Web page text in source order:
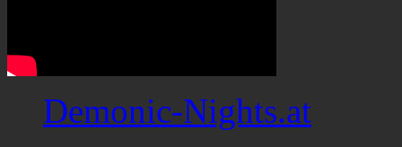
Demonic-Nights.at